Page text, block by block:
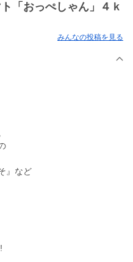
「おっぺしゃん」４ｋ
みんなの投稿を見る
』など